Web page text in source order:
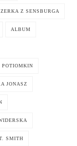
Z SENSBURGA
ALBUM
POTIOMKIN
JONASZ
SMITH